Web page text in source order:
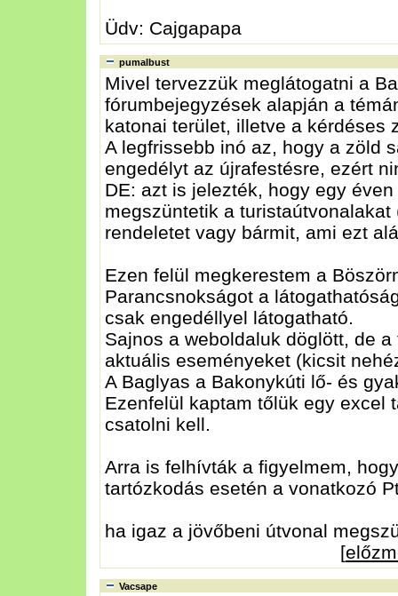
Üdv: Cajgapapa
pumalbust
Mivel tervezzük meglátogatni a
fórumbejegyzések alapján a
katonai terület, illetve a kérdéses
A legfrissebb inó az, hogy a zöld
engedélyt az újrafestésre, ezért
DE: azt is jelezték, hogy egy
megszüntetik a
rendeletet vagy bármit, ami ezt
Ezen felül megkerestem a
Parancsnokságot a
csak engedéllyel látogatható.
Sajnos a weboldaluk döglött, de
aktuális eseményeket (kicsit
A Baglyas a Bakonykúti lő- és
Ezenfelül kaptam tőlük egy excel
csatolni kell.
Arra is felhívták a figyelmem,
tartózkodás esetén a vonatkozó
ha igaz a jövőbeni útvonal
[
Vacsape